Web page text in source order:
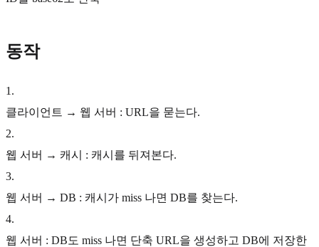
동작
1 .
클라이언트 → 웹 서버 : URL을 묻는다.
2.
웹 서버 → 캐시 : 캐시를 뒤져본다.
3.
웹 서버 → DB : 캐시가 miss 나면 DB를 찾는다.
4.
웹 서버 : DB도 miss 나면 단축 URL을 생성하고 DB에 저장한